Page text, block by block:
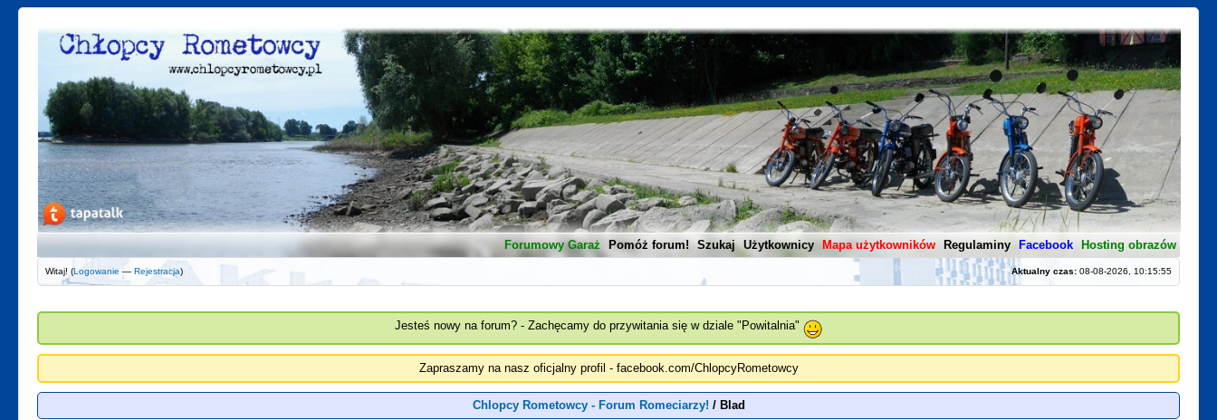
Forumowy Garaż Pomóż forum! Szukaj Użytkownicy Mapa użytkowników Regulaminy Facebook Hosting obrazów
Aktualny czas:08-08-2026, 10:15:55
Witaj! (Logowanie —Rejestracja)
Jesteś nowy na forum? - Zachęcamy do przywitania się w dziale "Powitalnia"
Zapraszamy na nasz oficjalny profil - facebook.com/ChlopcyRometowcy
Chlopcy Rometowcy - Forum Romeciarzy! / Blad